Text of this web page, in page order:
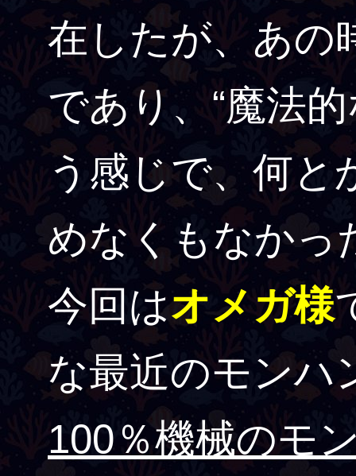
在したが、あの
であり、“魔法
う感じで、何と
めなくもなかっ
今回はオメガ様
な最近のモンハ
100％機械のモ